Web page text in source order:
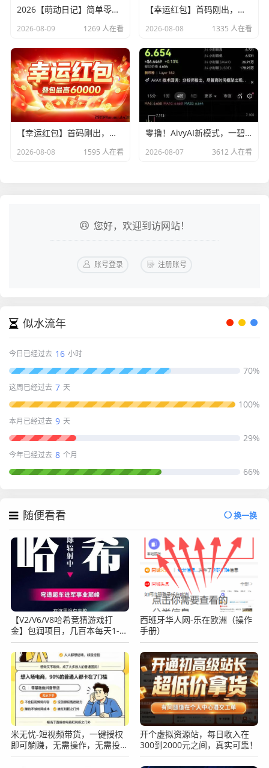
2026【萌动日记】简单零撸，卷轴模式加速释放卷，每天7个广告
2026-08-09 1269 人在看
【幸运红包】首码刚出，首创矩阵玩法，推广收益超高！
2026-08-08 1335 人在看
【幸运红包】首码刚出，首创矩阵玩法，推广收益超高！
2026-08-08 1595 人在看
零撸！AivyAI新模式，一碧6.6u
2026-08-07 3612 人在看
您好，欢迎到访网站！
账号登录 注册账号
似水流年
今日已经过去 16 小时
70%
这周已经过去 7 天
100%
本月已经过去 9 天
29%
今年已经过去 8 个月
66%
随便看看 换一换
【V2/V6/V8哈希竞猜游戏打
金】包润项目，几百本每天1-5
倍，24小时自动挂机！
西班牙华人网-乐在欧洲（操作
手册）
米无忧-短视频带货，一键授权
即可躺赚，无需操作，无需投
资，0撸绿色正规！
开个虚拟资源站，每日收入在
300到2000元之间，真实可靠！